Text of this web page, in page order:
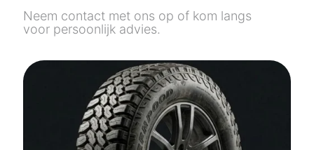
Neem contact met ons op of kom langs
voor persoonlijk advies.